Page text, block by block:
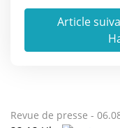
Article
Revue de presse -